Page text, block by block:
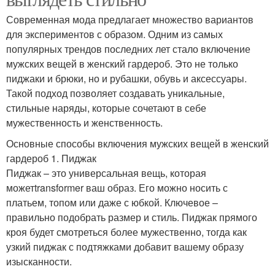
Современная мода предлагает множество вариантов
для экспериментов с образом. Одним из самых
популярных трендов последних лет стало включение
мужских вещей в женский гардероб. Это не только
пиджаки и брюки, но и рубашки, обувь и аксессуары.
Такой подход позволяет создавать уникальные,
стильные наряды, которые сочетают в себе
мужественность и женственность.
Основные способы включения мужских вещей в женский
гардероб 1. Пиджак
Пиджак – это универсальная вещь, которая
можетtransformer ваш образ. Его можно носить с
платьем, топом или даже с юбкой. Ключевое –
правильно подобрать размер и стиль. Пиджак прямого
кроя будет смотреться более мужественно, тогда как
узкий пиджак с подтяжками добавит вашему образу
изысканности.